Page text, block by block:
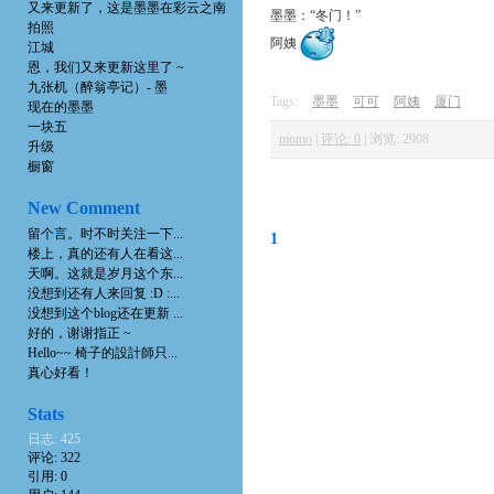
墨墨：“冬门！”
阿姨
Tags: 墨墨 可可 阿姨 厦门
momo 评论: 0 浏览: 2908
1
又来更新了，这是墨墨在彩云之南
拍照
江城
恩，我们又来更新这里了 ~
九张机（醉翁亭记）- 墨
现在的墨墨
一块五
升级
橱窗
New Comment
留个言。时不时关注一下...
楼上，真的还有人在看这...
天啊。这就是岁月这个东...
没想到还有人来回复 :D :...
没想到这个blog还在更新 ...
好的，谢谢指正 ~
Hello~~ 椅子的設計師只...
真心好看！
Stats
日志: 425
评论: 322
引用: 0